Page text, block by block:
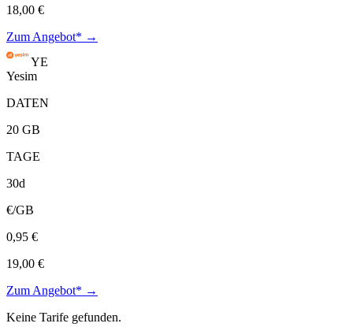
18,00 €
Zum Angebot* →
YE
Yesim
DATEN
20 GB
TAGE
30d
€/GB
0,95 €
19,00 €
Zum Angebot* →
Keine Tarife gefunden.